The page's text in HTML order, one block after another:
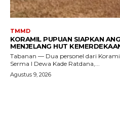
TMMD
KORAMIL PUPUAN SIAPKAN
MENJELANG HUT
Tabanan — Dua personel dari
Serma I Dewa Kade Ratdana,...
Agustus 9, 2026